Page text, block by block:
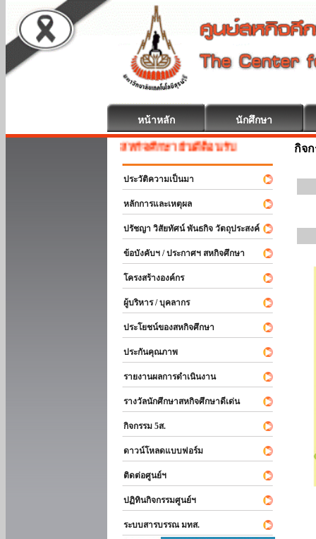
หน้าหลัก นักศึกษา
สหกิจศึกษา ยินดีต้อนรับ
ประวัติความเป็นมา
หลักการและเหตุผล
ปรัชญา วิสัยทัศน์ พันธกิจ วัตถุประสงค์
ข้อบังคับฯ / ประกาศฯ สหกิจศึกษา
โครงสร้างองค์กร
ผู้บริหาร / บุคลากร
ประโยชน์ของสหกิจศึกษา
ประกันคุณภาพ
รายงานผลการดำเนินงาน
รางวัลนักศึกษาสหกิจศึกษาดีเด่น
กิจกรรม 5ส.
ดาวน์โหลดแบบฟอร์ม
ติดต่อศูนย์ฯ
ปฏิทินกิจกรรมศูนย์ฯ
ระบบสารบรรณ มทส.
กิจ